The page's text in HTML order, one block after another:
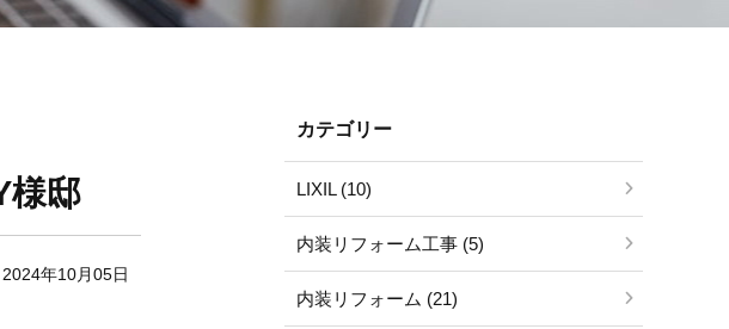
様邸
2024年10月05日
カテゴリー
LIXIL (10)
内装リフォーム工事 (5)
内装リフォーム (21)